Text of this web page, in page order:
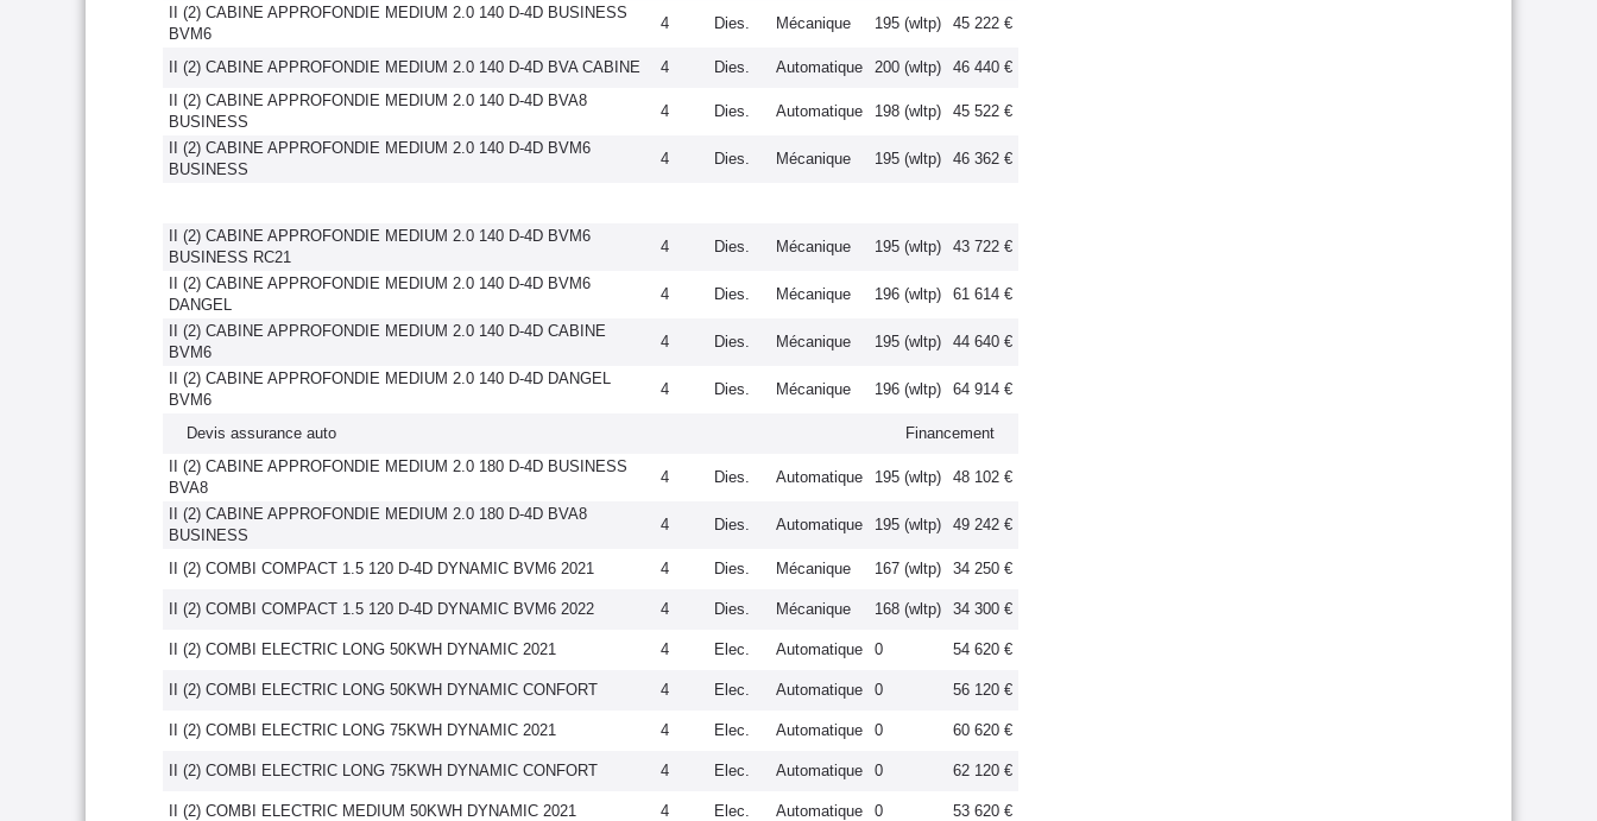
II (2) CABINE APPROFONDIE MEDIUM 2.0 140 D-4D BUSINESS
BVM6
4 Dies. Mécanique 195 (wltp) 45 222 €
II (2) CABINE APPROFONDIE MEDIUM 2.0 140 D-4D BVA CABINE 4 Dies. Automatique 200 (wltp)
46 440 €
II (2) CABINE APPROFONDIE MEDIUM 2.0 140 D-4D BVA8
BUSINESS
4 Dies. Automatique 198 (wltp) 45 522 €
II (2) CABINE APPROFONDIE MEDIUM 2.0 140 D-4D BVM6
BUSINESS
4 Dies. Mécanique 195 (wltp) 46 362 €
II (2) CABINE APPROFONDIE MEDIUM 2.0 140 D-4D BVM6
BUSINESS RC21
4 Dies. Mécanique 195 (wltp) 43 722 €
II (2) CABINE APPROFONDIE MEDIUM 2.0 140 D-4D BVM6
DANGEL
4 Dies. Mécanique 196 (wltp) 61 614 €
II (2) CABINE APPROFONDIE MEDIUM 2.0 140 D-4D CABINE
BVM6
4 Dies. Mécanique 195 (wltp) 44 640 €
II (2) CABINE APPROFONDIE MEDIUM 2.0 140 D-4D DANGEL
BVM6
4 Dies. Mécanique 196 (wltp) 64 914 €
Devis assurance auto
Financement
II (2) CABINE APPROFONDIE MEDIUM 2.0 180 D-4D BUSINESS
BVA8
4 Dies. Automatique 195 (wltp) 48 102 €
II (2) CABINE APPROFONDIE MEDIUM 2.0 180 D-4D BVA8
BUSINESS
4 Dies. Automatique 195 (wltp) 49 242 €
II (2) COMBI COMPACT 1.5 120 D-4D DYNAMIC BVM6 2021 4 Dies. Mécanique 167 (wltp) 34 250 €
II (2) COMBI COMPACT 1.5 120 D-4D DYNAMIC BVM6 2022 4 Dies. Mécanique 168 (wltp) 34 300 €
II (2) COMBI ELECTRIC LONG 50KWH DYNAMIC 2021 4 Elec. Automatique 0 54 620 €
II (2) COMBI ELECTRIC LONG 50KWH DYNAMIC CONFORT 4 Elec. Automatique 0 56 120 €
II (2) COMBI ELECTRIC LONG 75KWH DYNAMIC 2021 4 Elec. Automatique 0 60 620 €
II (2) COMBI ELECTRIC LONG 75KWH DYNAMIC CONFORT 4 Elec. Automatique 0 62 120 €
II (2) COMBI ELECTRIC MEDIUM 50KWH DYNAMIC 2021 4 Elec. Automatique 0 53 620 €